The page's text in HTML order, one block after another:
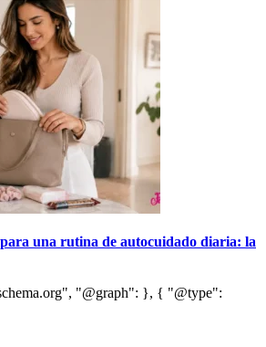
una rutina de autocuidado diaria: la
"@graph": }, { "@type":